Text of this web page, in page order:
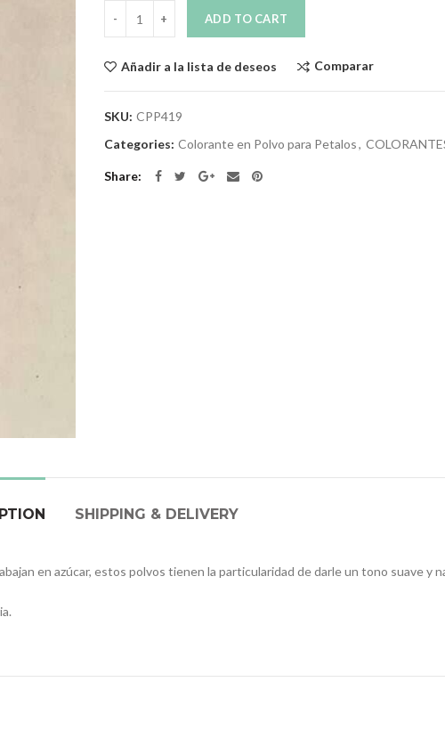
ADD TO CART
Añadir a la lista de deseos Comparar
SKU: CPP419
Categories: Colorante en Polvo para Petalos,
Share
SHIPPING & DELIVERY
en azúcar, estos polvos tienen la particularidad de darle un tono suave y